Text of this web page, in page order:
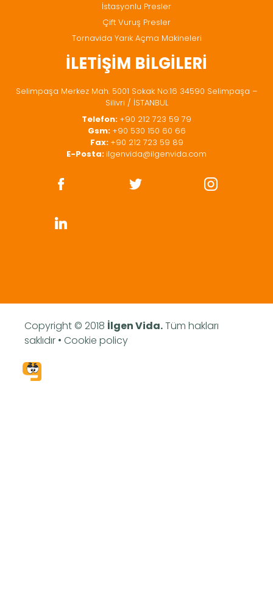
İstasyonlu Presler
Çift Vuruş Presler
Tornavida Yarık Açma Makineleri
İLETİŞİM BİLGİLERİ
Selimpaşa Merkez Mah. 5001 Sokak No:16 34590 Selimpaşa –
Silivri / İSTANBUL
Telefon: +90 212 723 59 79
Gsm: +90 530 150 60 66
Fax: +90 212 723 59 89
E-Posta: ilgenvida@ilgenvida.com
Copyright © 2018 İlgen Vida.Tüm hakları
saklıdır • Cookie policy